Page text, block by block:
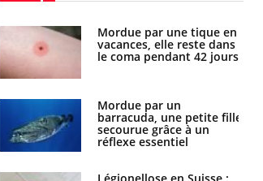
Mordue par une tique en
vacances, elle reste dans
le coma pendant 42 jours
Mordue par un
barracuda, une petite fille
secourue grâce à un
réflexe essentiel
Légionellose en Suisse :
Allergies alimentaires :
une nouvelle arme contre
les réactions sévères
Comment gérer le
sommeil des enfants en
vacances ?
Bilan prévention : ce que